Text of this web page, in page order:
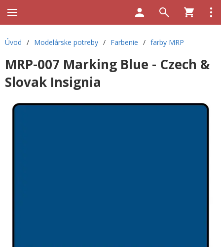
Úvod / Modelárske potreby / Farbenie / farby MRP
MRP-007 Marking Blue - Czech &
Slovak Insignia